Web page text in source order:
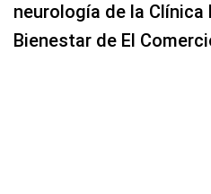
neurología de la Clínica
Bienestar de El